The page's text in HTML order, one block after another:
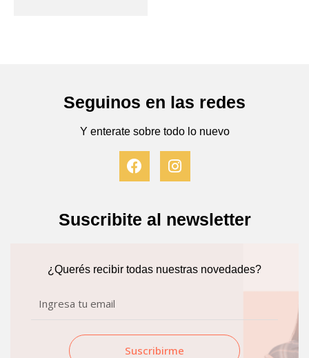
Seguinos en las redes
Y enterate sobre todo lo nuevo
F
a
c
b
k
I
n
s
a
a
m
Suscribite al newsletter
¿Querés recibir todas nuestras novedades?
Suscribirme